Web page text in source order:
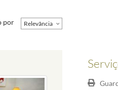
por Relevância